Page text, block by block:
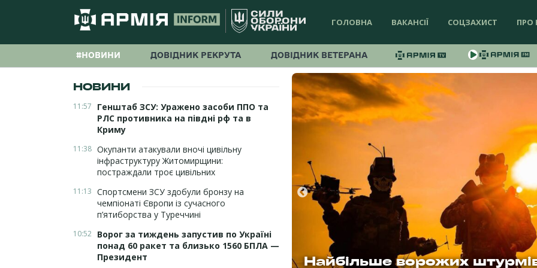
ГОЛОВНА ВАКАНСІЇ СОЦЗАХИСТ ПРО
#НОВИНИ ДОВІДНИК РЕКРУТА ДОВІДНИК ВЕТЕРАНА
НОВИНИ
11:57
Генштаб ЗСУ: Уражено засоби ППО та
РЛС противника на півдні рф та в
Криму
11:38 Окупанти атакували вночі цивільну
інфраструктуру Житомирщини:
постраждали троє цивільних
11:13 Спортсмени ЗСУ здобули бронзу на
чемпіонаті Європи із сучасного
п’ятиборства у Туреччині
10:52 Ворог за тиждень запустив по Україні
понад 60 ракет та близько 1560 БПЛА —
Президент
«Працюємо безпосередньо
Найбільше ворожих
«Треба йти далі, бо